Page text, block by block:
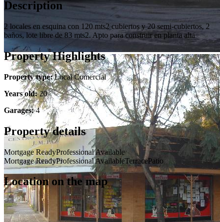
Description
2 locales en esquina con 120 mts2 cubiertos y 20 semi-cubiertos, 2
baños, lote libre de 83 mts2. Apto para construir en planta alta
Property Highlights
Property type:Local Comercial
Years old:20
Garages:4
Property details
Mortgage ReadyProfessional Available
Mortgage ReadyProfessional AvailableTerracePatio
Location on the map